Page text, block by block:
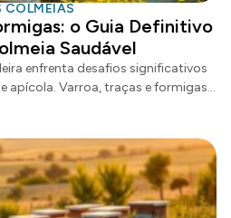
COLMEIAS
o Guia Definitivo
Saudável
enfrenta desafios significativos
apícola. Varroa, traças e formigas
que podem comprometer a
em todo o país. O controle
conhecimento técnico e
precisam estar preparados
ameaças, garantindo o
colônias de abelhas. Anúncios